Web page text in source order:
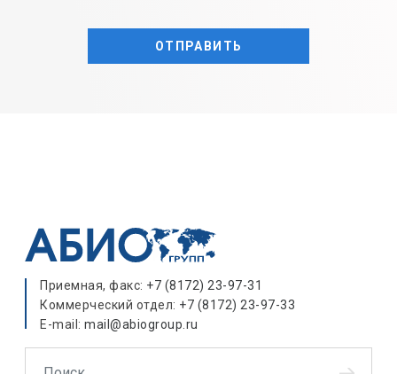
Приемная, факс: +7 (8172) 23-97-31
Коммерческий отдел: +7 (8172) 23-97-33
E-mail: mail@abiogroup.ru